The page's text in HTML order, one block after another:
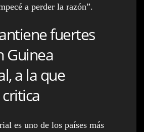
a perder la razón”.
fuertes
Guinea
a la que
es uno de los países más